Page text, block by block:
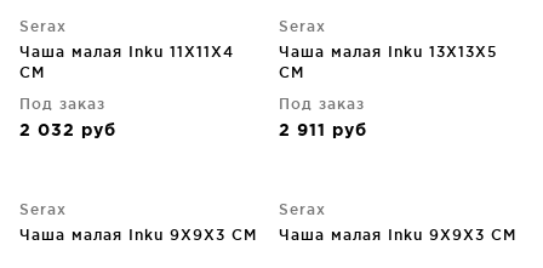
Serax
Чаша малая Inku 11X11X4
CM
Под заказ
2 032 руб
Serax
Чаша малая Inku 13X13X5
CM
Под заказ
2 911 руб
Serax
Чаша малая Inku 9X9X3 CM
Serax
Чаша малая Inku 9X9X3 CM